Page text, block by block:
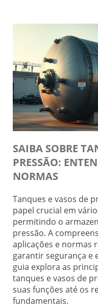
SAIBA SOBRE
PRESSÃO:
NORMAS
Tanques e vasos de
papel crucial em
permitindo o
pressão. A
aplicações e normas
garantir segurança e
guia explora as
tanques e vasos de
suas funções até os
fundamentais.